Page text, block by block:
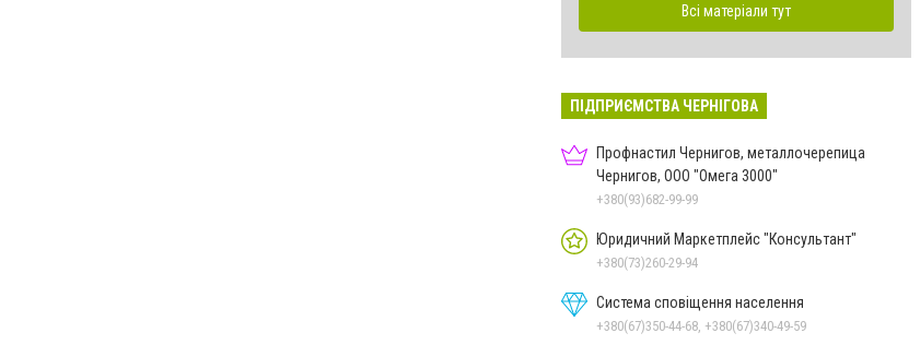
Всі матеріали тут
ПІДПРИЄМСТВА ЧЕРНІГОВА
Профнастил Чернигов, металлочерепица
Чернигов, ООО "Омега 3000"
+380(93)682-99-99
Юридичний Маркетплейс "Консультант"
+380(73)260-29-94
Система сповіщення населення
+380(67)350-44-68, +380(67)340-49-59